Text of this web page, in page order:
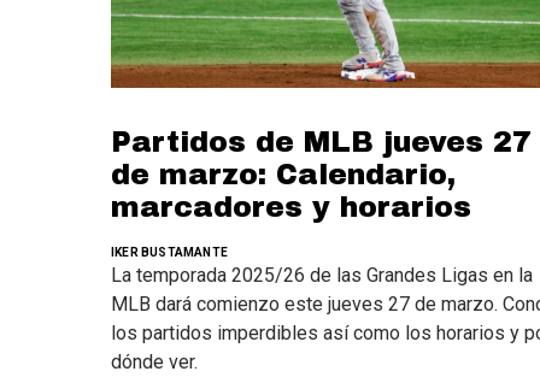
Partidos de MLB jueves 27
de marzo: Calendario,
marcadores y horarios
IKER BUSTAMANTE
La temporada 2025/26 de las Grandes Ligas en la
MLB dará comienzo este jueves 27 de marzo.
los partidos imperdibles así como los horarios y
dónde ver.